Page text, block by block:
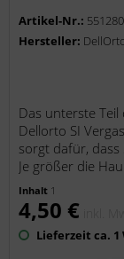
Artikel-Nr.: 551280
Hersteller:
Das unterste
Dellorto SI
sorgt dafür,
Je größer die
Inhalt 1
4,50 € inkl.
Lieferzeit ca.